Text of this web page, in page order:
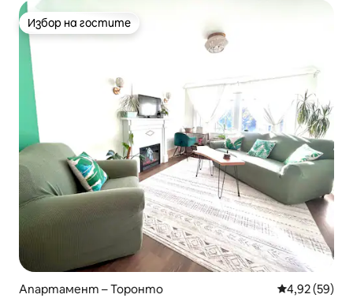
Избор на гостите
Избор на гостите
Апартамент – Торонто Средна
4,92 (59)